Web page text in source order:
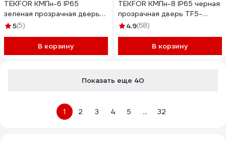
TEKFOR КМПн-6 IP65
зеленая прозрачная дверь
TF5-KP72-N-06-65-K03-
5(5)
В корзину
TEKFOR КМПн-8 IP65 черная
прозрачная дверь TF5-
KP72-N-08-65-K03-K02
4.9(68)
В корзину
Показать еще 40
1 2 3 4 5 ... 32